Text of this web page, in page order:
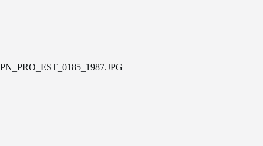
PN_PRO_EST_0185_1987.JPG